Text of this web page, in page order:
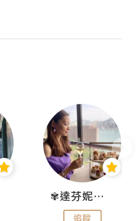
✾達芬妮•愛孩子•愛生活✾
追蹤